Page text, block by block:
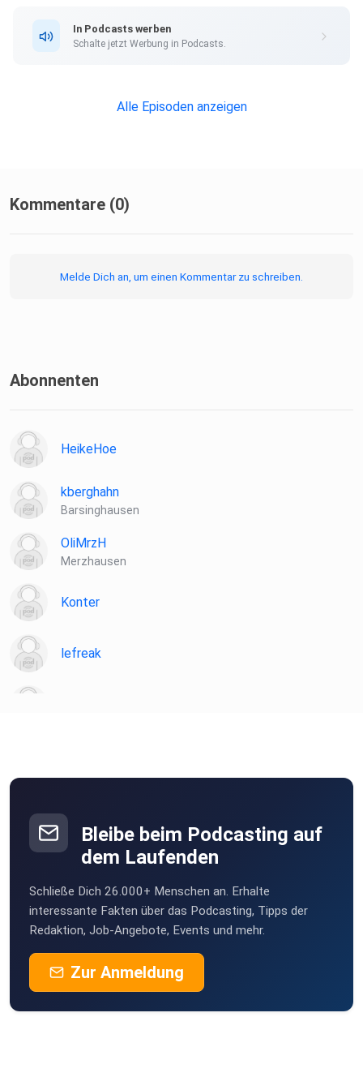
Hier geht es zur SPIEGEL Akademie.
Sie möchten den SPIEGEL mitgestalten? Registrieren Sie
Informationen zu unserer Datenschutzerklärung.
In Podcasts werben
Schalte jetzt Werbung in Podcasts.
Alle Episoden anzeigen
Kommentare (0)
Melde Dich an, um einen Kommentar zu schreiben.
Abonnenten
HeikeHoe
kberghahn
Barsinghausen
OliMrzH
Merzhausen
Konter
lefreak
Mesner
Berlin
StefanieBG
Buddel003
Dortmund
Bleibe beim Podcasting auf
dem Laufenden
Schließe Dich 26.000+ Menschen an. Erhalte
interessante Fakten über das Podcasting, Tipps der
Redaktion, Job-Angebote, Events und mehr.
Zur Anmeldung